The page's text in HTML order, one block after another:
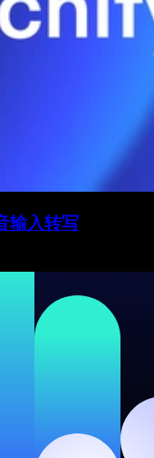
输入转写